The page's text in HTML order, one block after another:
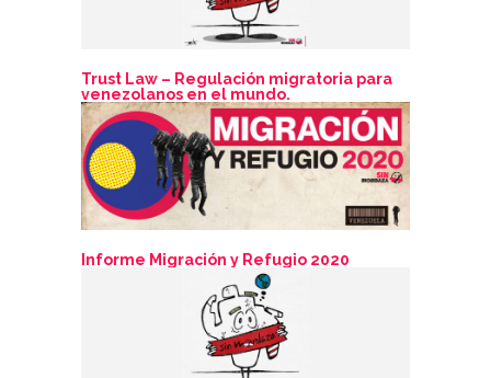
Trust Law – Regulación migratoria para
venezolanos en el mundo.
Informe Migración y Refugio 2020